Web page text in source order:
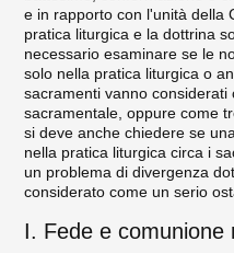
e in rapporto con l'unità della
pratica liturgi­ca e la dottrina
necessario esaminare se le
solo nella pratica liturgica o
sacramenti vanno considerati
sacramentale, oppure come
si deve anche chiedere se
nella pratica liturgica circa i
un problema di divergenza
considerato come un serio
I. Fede e comunione